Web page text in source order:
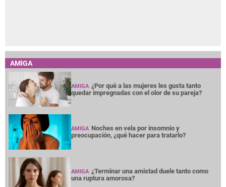
AMIGA
AMIGA ¿Por qué a las mujeres les gusta tanto
quedar impregnadas con el olor de su pareja?
AMIGA Noches en vela por insomnio y
preocupación, ¿qué hacer para tratarlo?
AMIGA ¿Terminar una amistad duele tanto como
una ruptura amorosa?